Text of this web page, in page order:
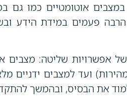
אוטומטיים כמו גם
הרבה פעמים במידת הידע
אפשרויות שליטה: מצבים
ועד למצבים
את הבסיס, ובהמשך